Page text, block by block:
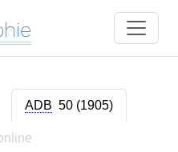
ADB 50 (1905)